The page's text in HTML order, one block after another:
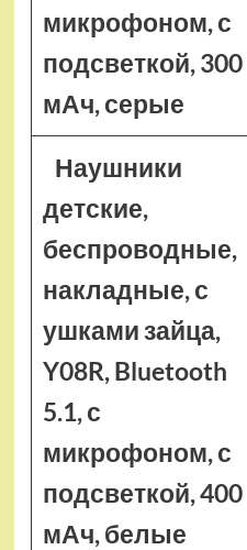
микрофоном, с
подсветкой, 300
мАч, серые
Наушники
детские,
беспроводные,
накладные, с
ушками зайца,
Y08R, Bluetooth
5.1, с
микрофоном, с
подсветкой, 400
мАч, белые